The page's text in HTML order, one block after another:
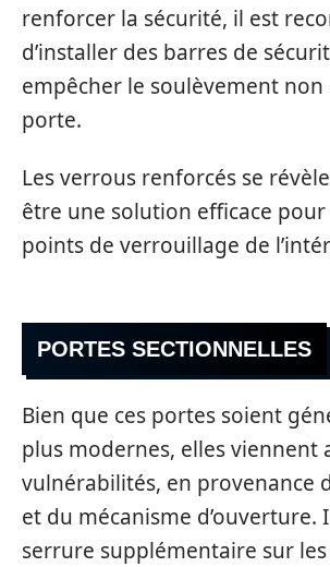
renforcer la sécurité, il est
d’installer des barres de
empêcher le soulèvement
porte.
Les verrous renforcés se
être une solution efficace
points de verrouillage de
PORTES SECTIONNELLES
Bien que ces portes soient
plus modernes, elles viennent
vulnérabilités, en provenance
et du mécanisme d’ouverture.
serrure supplémentaire sur